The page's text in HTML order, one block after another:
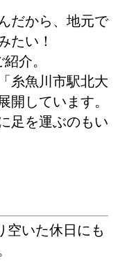
だから、地元で
たい！
介。
糸魚川市駅北大
開しています。
足を運ぶのもい
空いた休日にも